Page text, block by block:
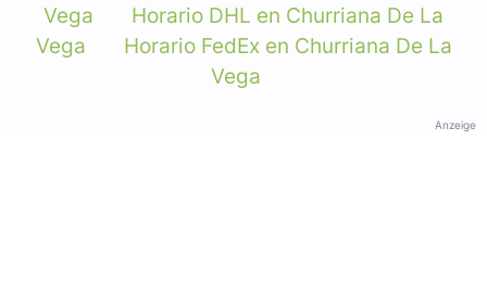
Vega
Horario DHL en Churriana De La
Vega
Horario FedEx en Churriana De La
Vega
Anzeige